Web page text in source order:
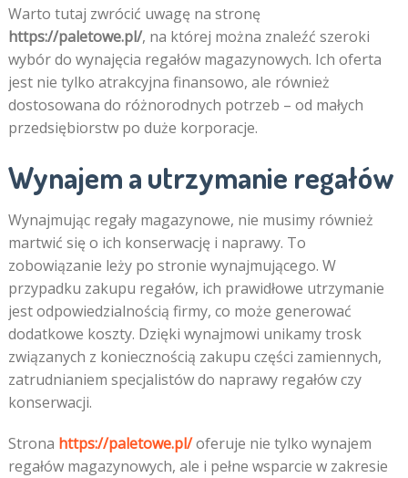
Warto tutaj zwrócić uwagę na stronę
https://paletowe.pl/, na której można znaleźć szeroki
wybór do wynajęcia regałów magazynowych. Ich oferta
jest nie tylko atrakcyjna finansowo, ale również
dostosowana do różnorodnych potrzeb – od małych
przedsiębiorstw po duże korporacje.
Wynajem a utrzymanie regałów
Wynajmując regały magazynowe, nie musimy również
martwić się o ich konserwację i naprawy. To
zobowiązanie leży po stronie wynajmującego. W
przypadku zakupu regałów, ich prawidłowe utrzymanie
jest odpowiedzialnością firmy, co może generować
dodatkowe koszty. Dzięki wynajmowi unikamy trosk
związanych z koniecznością zakupu części zamiennych,
zatrudnianiem specjalistów do naprawy regałów czy
konserwacji.
Strona https://paletowe.pl/oferuje nie tylko wynajem
regałów magazynowych, ale i pełne wsparcie w zakresie